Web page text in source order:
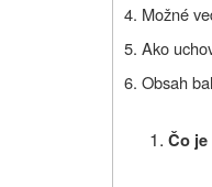
4. Možné
5. Ako
6. Obsah
Čo je